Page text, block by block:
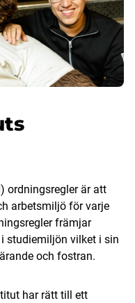
ordningsregler är att
arbetsmiljö för varje
främjar
studiemiljön vilket i sin
och fostran.
har rätt till ett